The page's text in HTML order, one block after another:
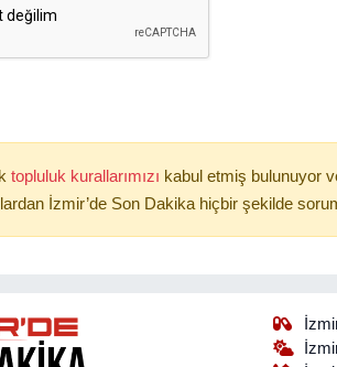
topluluk kurallarımızı kabul etmiş bulunuyor
İzmir’de Son Dakika hiçbir şekilde